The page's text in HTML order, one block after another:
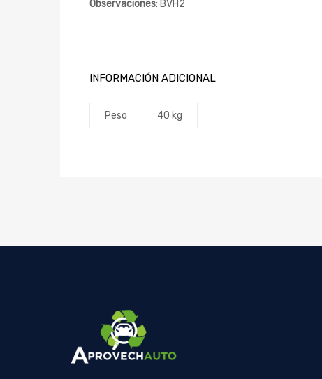
Observaciones: BVH2
INFORMACIÓN ADICIONAL
Peso 40 kg